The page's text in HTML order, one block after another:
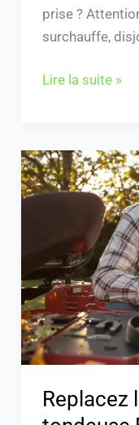
prise ?
surchauffe,
Lire la suite »
Replacez
Replacez
la
tondeuse
Briggs
et
Stratton
facilement
!